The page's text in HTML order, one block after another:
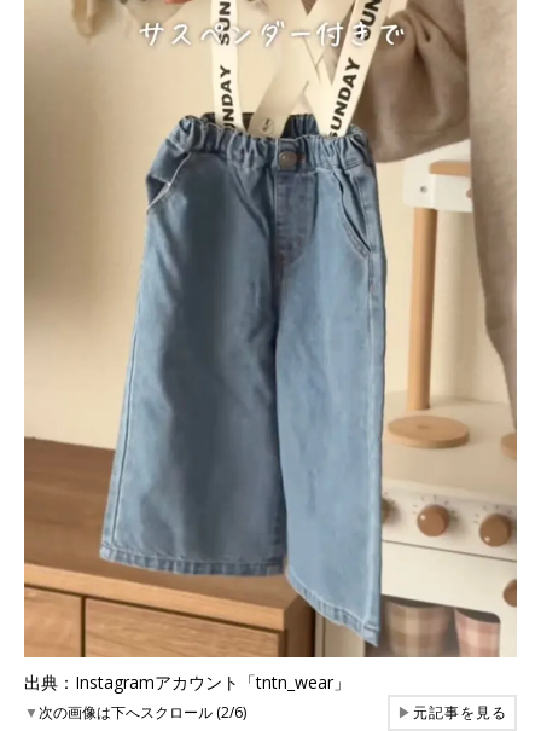
出典：Instagramアカウント「tntn_wear」
▼次の画像は下へスクロール (2/6) ▶元記事を見る